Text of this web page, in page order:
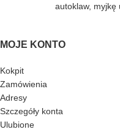
autoklaw, myjkę
MOJE KONTO
Kokpit
Zamówienia
Adresy
Szczegóły konta
Ulubione